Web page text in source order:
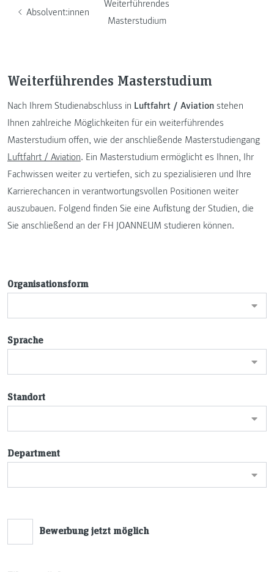
Absolvent:innen
Weiterführendes
Masterstudium
Weiterführendes Masterstudium
Nach Ihrem Studienabschluss in Luftfahrt / Aviation stehen
Ihnen zahlreiche Möglichkeiten für ein weiterführendes
Masterstudium offen, wie der anschließende Masterstudiengang
Luftfahrt / Aviation. Ein Masterstudium ermöglicht es Ihnen, Ihr
Fachwissen weiter zu vertiefen, sich zu spezialisieren und Ihre
Karrierechancen in verantwortungsvollen Positionen weiter
auszubauen. Folgend finden Sie eine Auflistung der Studien, die
Sie anschließend an der FH JOANNEUM studieren können.
Organisationsform
Sprache
Standort
Department
Bewerbung jetzt möglich